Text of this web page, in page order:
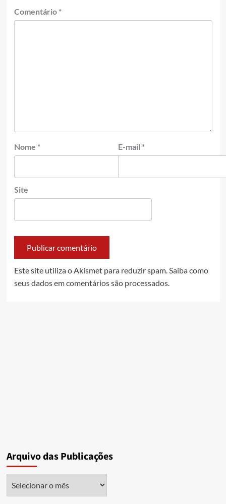
Comentário *
Nome * E-mail *
Site
Este site utiliza o Akismet para reduzir spam.Saiba como
seus dados em comentários são processados.
Arquivo das Publicações